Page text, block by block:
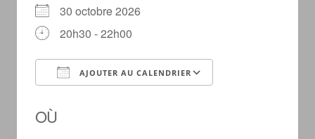
30 octobre 2026
20h30 - 22h00
AJOUTER AU CALENDRIER
OÙ